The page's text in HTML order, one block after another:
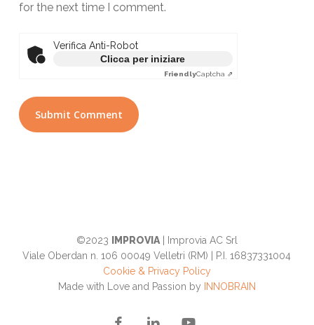
for the next time I comment.
Verifica Anti-Robot
Clicca per iniziare
FriendlyCaptcha ⇗
©2023 IMPROVIA| Improvia AC Srl
Viale Oberdan n. 106 00049 Velletri (RM) | P.I. 16837331004
Cookie & Privacy Policy
Made with Love and Passion by
INNOBRAIN
facebooklinkedin youtube